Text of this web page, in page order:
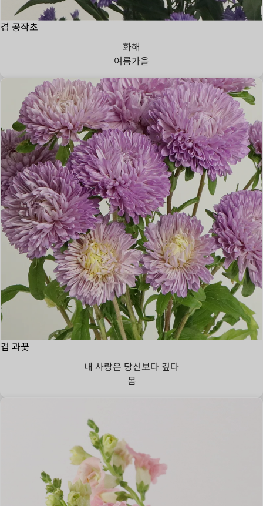
겹 공작초
화해
여름가을
겹 과꽃
내 사랑은 당신보다 깊다
봄